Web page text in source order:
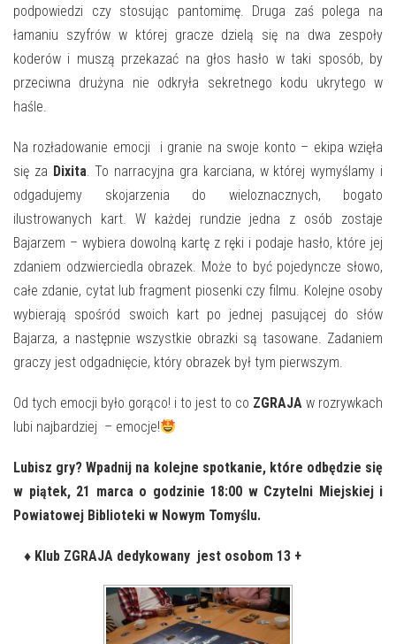
podpowiedzi czy stosując pantomimę. Druga zaś polega na
łamaniu szyfrów w której gracze dzielą się na dwa zespoły
koderów i muszą przekazać na głos hasło w taki sposób, by
przeciwna drużyna nie odkryła sekretnego kodu ukrytego w
haśle.
Na rozładowanie emocji i granie na swoje konto – ekipa wzięła
się za Dixita. To narracyjna gra karciana, w której wymyślamy i
odgadujemy skojarzenia do wieloznacznych, bogato
ilustrowanych kart. W każdej rundzie jedna z osób zostaje
Bajarzem – wybiera dowolną kartę z ręki i podaje hasło, które jej
zdaniem odzwierciedla obrazek. Może to być pojedyncze słowo,
całe zdanie, cytat lub fragment piosenki czy filmu. Kolejne osoby
wybierają spośród swoich kart po jednej pasującej do słów
Bajarza, a następnie wszystkie obrazki są tasowane. Zadaniem
graczy jest odgadnięcie, który obrazek był tym pierwszym.
Od tych emocji było gorąco! i to jest to co ZGRAJA w rozrywkach
lubi najbardziej – emocje!
Lubisz gry? Wpadnij na kolejne spotkanie, które odbędzie się
w piątek, 21 marca o godzinie 18:00 w Czytelni Miejskiej i
Powiatowej Biblioteki w Nowym Tomyślu.
♦️ Klub ZGRAJA dedykowany jest osobom 13 +